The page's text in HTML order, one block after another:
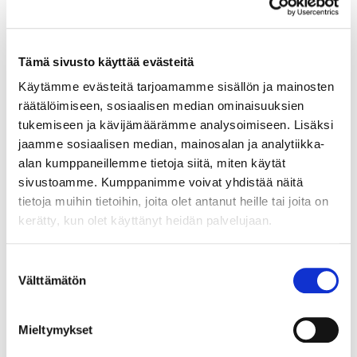
Tämä sivusto käyttää evästeitä
Käytämme evästeitä tarjoamamme sisällön ja mainosten
räätälöimiseen, sosiaalisen median ominaisuuksien
tukemiseen ja kävijämäärämme analysoimiseen. Lisäksi
jaamme sosiaalisen median, mainosalan ja analytiikka-
alan kumppaneillemme tietoja siitä, miten käytät
sivustoamme. Kumppanimme voivat yhdistää näitä
tietoja muihin tietoihin, joita olet antanut heille tai joita on
kerätty, kun olet käyttänyt heidän palvelujaan.
valinta
Välttämätön
Mieltymykset
LUE LISÄÄ »
40822
XP takasarja valkoinen korkea M500
Grass XP laatikon korkea metallitakasarja H182. 16mm
runkovahvuudelle.
40825
XP takasarja valkoinen korkea M800